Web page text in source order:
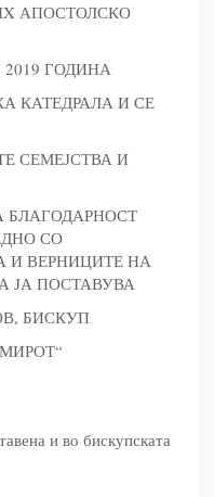
АПОСТОЛСКО
ГОДИНА
КАТЕДРАЛА И СЕ
СЕМЕЈСТВА И
БЛАГОДАРНОСТ
СО
И ВЕРНИЦИТЕ НА
ЈА ПОСТАВУВА
БИСКУП
и во бискупската